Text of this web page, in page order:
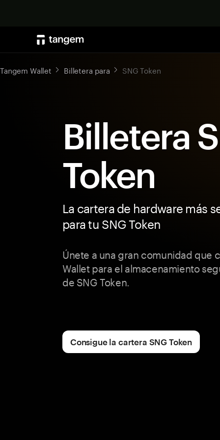
Tangem Wallet Billetera para SNG Token
Billetera
Token
La cartera de hardware más
para tu SNG Token
Únete a una gran comunidad que
Wallet para el almacenamiento
de SNG Token.
Consigue la cartera SNG Token